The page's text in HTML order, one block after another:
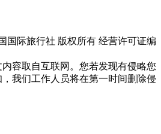
国际旅行社 版权所有 经营许可证编
容取自互联网。您若发现有侵略您
我们工作人员将在第一时间删除侵